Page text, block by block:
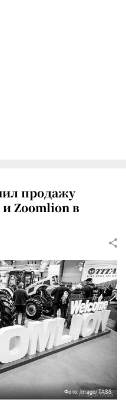
продажу
и Zoomlion в
Фото: Imago/TASS